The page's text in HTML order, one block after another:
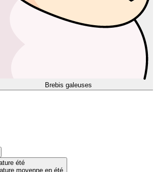
Brebis galeuses
été
moyenne en été